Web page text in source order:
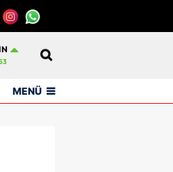
MENÜ